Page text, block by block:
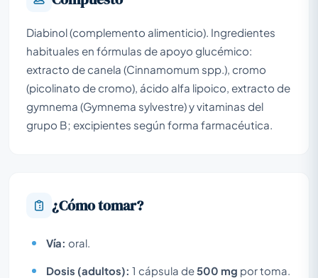
Diabinol (complemento alimenticio). Ingredientes
habituales en fórmulas de apoyo glucémico:
extracto de canela (Cinnamomum spp.), cromo
(picolinato de cromo), ácido alfa lipoico, extracto de
gymnema (Gymnema sylvestre) y vitaminas del
grupo B; excipientes según forma farmacéutica.
¿Cómo tomar?
Vía: oral.
Dosis (adultos): 1 cápsula de500 mg por toma.